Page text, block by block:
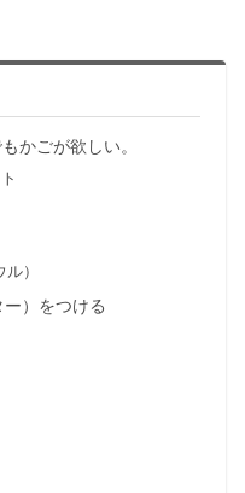
かごが欲しい。
）
）をつける